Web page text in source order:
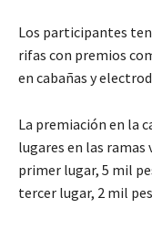
Los participantes
rifas con premios
en cabañas y
La premiación en la
lugares en las
primer lugar, 5 mil
tercer lugar, 2 mil